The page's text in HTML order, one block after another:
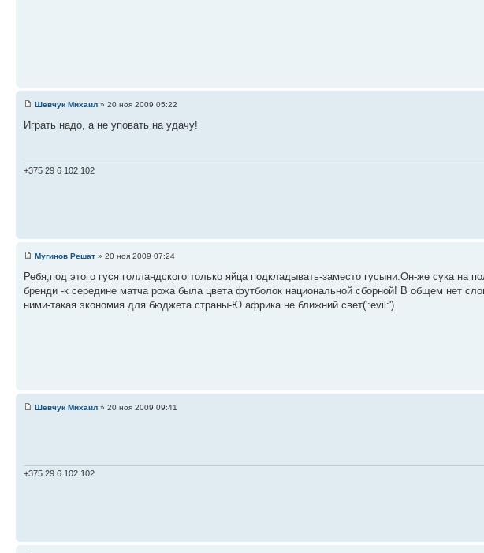
Шевчук Михаил » 20 ноя 2009 05:22
Играть надо, а не уповать на удачу!
+375 29 6 102 102
Мугинов Решат » 20 ноя 2009 07:24
Ребя,под этого гуся голландского только яйца подкладывать-заместо гусыни.Он-же сука
бренди -к середине матча рожа была цвета футболок национальной сборной! В общем нет
ними-такая экономия для бюджета страны-Ю африка не ближний свет(':evil:')
Шевчук Михаил » 20 ноя 2009 09:41
+375 29 6 102 102